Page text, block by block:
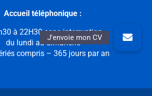
Accueil téléphonique :
à 22H30 sans interruption
du lundi au dimanche
compris – 365 jours par an